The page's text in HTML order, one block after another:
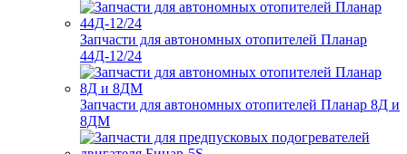
Запчасти для автономных отопителей Планар
44Д-12/24
Запчасти для автономных отопителей Планар 8Д и
8ДМ